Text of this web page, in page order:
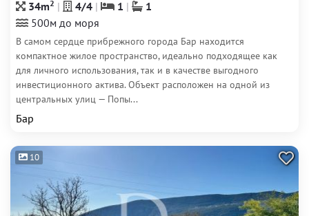
34m2 4/4 1
1
500м до моря
В самом сердце прибрежного города Бар находится
компактное жилое пространство, идеально подходящее как
для личного использования, так и в качестве выгодного
инвестиционного актива. Объект расположен на одной из
центральных улиц — Попы...
Бар
10